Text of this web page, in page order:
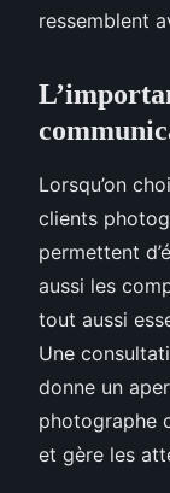
ressemblent
Lorsqu’on
clients
permettent
aussi les
tout aussi
Une
donne un
photographe
et gère les